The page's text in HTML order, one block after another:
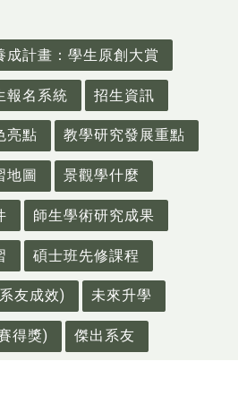
成計畫：學生原創大賞
報名系統 招生資訊
亮點 教學研究發展重點
地圖 景觀學什麼
師生學術研究成果
碩士班先修課程
友成效) 未來升學
得獎) 傑出系友